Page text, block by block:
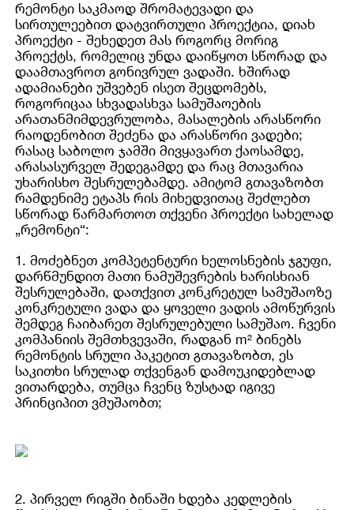
რემონტი საკმაოდ შრომატევადი და
სირთულეებით დატვირთული პროექტია, დიახ
პროექტი - შეხედეთ მას როგორც მორიგ
პროექტს, რომელიც უნდა დაიწყოთ სწორად და
დაამთავროთ გონივრულ ვადაში. ხშირად
ადამიანები უშვებენ ისეთ შეცდომებს,
როგორიცაა სხვადასხვა სამუშაოების
არათანმიმდევრულობა, მასალების არასწორი
რაოდენობით შეძენა და არასწორი ვადები;
რასაც საბოლო ჯამში მივყავართ ქაოსამდე,
არასასურველ შედეგამდე და რაც მთავარია
უხარისხო შესრულებამდე. ამიტომ გთავაზობთ
რამდენიმე ეტაპს რის მიხედვითაც შეძლებთ
სწორად წარმართოთ თქვენი პროექტი სახელად
„რემონტი“:
1. მოძებნეთ კომპეტენტური ხელოსნების ჯგუფი,
დარწმუნდით მათი ნამუშევრების ხარისხიან
შესრულებაში, დათქვით კონკრეტულ სამუშაოზე
კონკრეტული ვადა და ყოველი ვადის ამოწურვის
შემდეგ ჩაიბარეთ შესრულებული სამუშაო. ჩვენი
კომპანიის შემთხვევაში, რადგან m² ბინებს
რემონტის სრული პაკეტით გთავაზობთ, ეს
საკითხი სრულად თქვენგან დამოუკიდებლად
ვითარდება, თუმცა ჩვენც ზუსტად იგივე
პრინციპით ვმუშაობთ;
2. პირველ რიგში ბინაში ხდება კედლების